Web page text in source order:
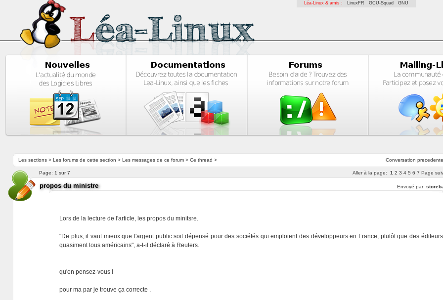
Léa-Linux & amis : LinuxFR GCU-Squad GNU
Conversation precedente
Les sections> Les forums de cette section > Les messages de ce forum> Ce thread >
Aller à la page: 1 2 3 4 5 6 7 Page
Page: 1 sur 7
propos du ministre Envoyé par:
Lors de la lecture de l'article, les propos du minitsre.
"De plus, il vaut mieux que l'argent public soit dépensé pour des sociétés qui emploient des développeurs en France, plutôt que des éditeurs
quasiment tous américains", a-t-il déclaré à Reuters.
qu'en pensez-vous !
pour ma par je trouve ça correcte .